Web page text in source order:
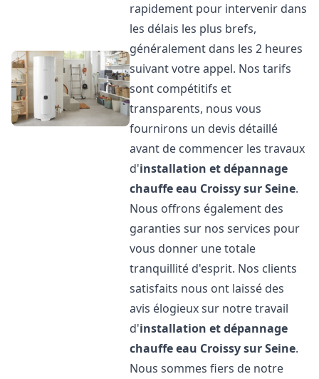
rapidement pour intervenir dans
les délais les plus brefs,
généralement dans les 2 heures
suivant votre appel. Nos tarifs
sont compétitifs et
transparents, nous vous
fournirons un devis détaillé
avant de commencer les travaux
d'installation et dépannage
chauffe eau Croissy sur Seine.
Nous offrons également des
garanties sur nos services pour
vous donner une totale
tranquillité d'esprit. Nos clients
satisfaits nous ont laissé des
avis élogieux sur notre travail
d'installation et dépannage
chauffe eau Croissy sur Seine.
Nous sommes fiers de notre